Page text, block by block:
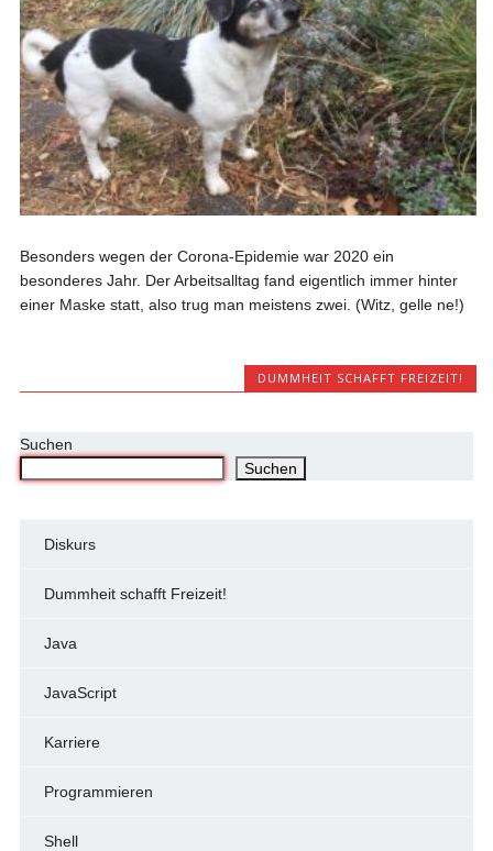
Besonders wegen der Corona-Epidemie war 2020 ein
besonderes Jahr. Der Arbeitsalltag fand eigentlich immer hinter
einer Maske statt, also trug man meistens zwei. (Witz, gelle ne!)
DUMMHEIT SCHAFFT FREIZEIT!
Suchen
Suchen
Diskurs
Dummheit schafft Freizeit!
Java
JavaScript
Karriere
Programmieren
Shell